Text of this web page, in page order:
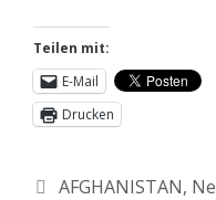
Teilen mit:
E-Mail
Drucken
AFGHANISTAN,